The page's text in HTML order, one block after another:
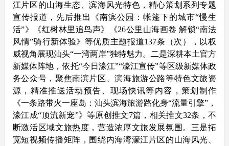
江片区的山海生态、滨海风光特色，精心策划系列专题
宣传报道，先后推出《南滨公园：帐篷下的城市“慢生
活”》《红树林里追鸟声》《26公里山海画卷 解锁“南法
风情”骑行新体验》等优质主题报道137条（次），以权
威视角展现汕头“一湾两岸”独特魅力。二是深耕本土官方
新媒体阵地，依托“今日濠江”“濠江宣传”等区级新媒体政
务公众号，聚焦南滨片区、滨海旅游公路等特色文旅资
源，精准推送活动预告、现场快讯等内容，策划制作
《一条路带火一座岛：汕头滨海旅游路化身“流量引擎”，
濠江成“顶流新宠”》等原创推文7篇，相关推文32条，不
断激活区域文旅热度，营造浓厚文旅发展氛围。三是拓
宽短视频传播矩阵，围绕内海湾濠江片区的山海风光、